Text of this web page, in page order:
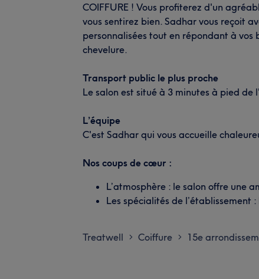
COIFFURE ! Vous profiterez d'un
vous sentirez bien. Sadhar vous reçoit
personnalisées tout en répondant à
chevelure.
Transport public le plus proche
Le salon est situé à 3 minutes à pied
L’équipe
C'est Sadhar qui vous accueille
Nos coups de cœur :
L’atmosphère : le salon offre une
Les spécialités de l’établissement
Treatwell > Coiffure > 15e